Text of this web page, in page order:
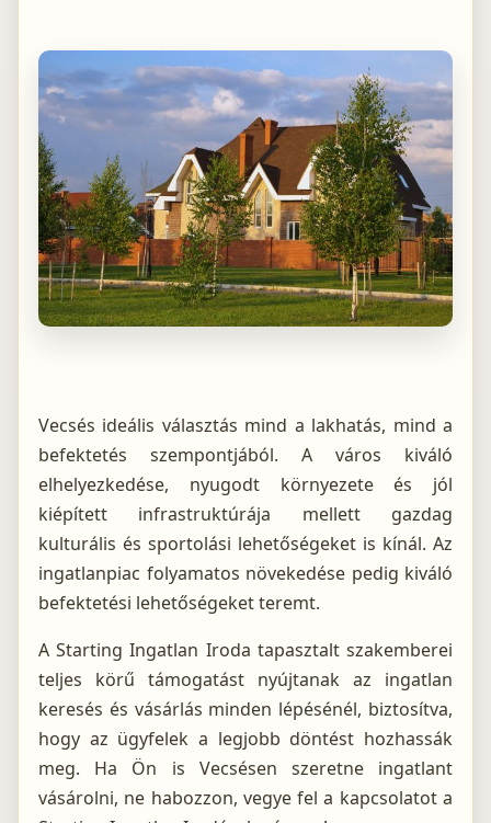
Vecsés ideális választás mind a lakhatás, mind a
befektetés szempontjából. A város kiváló
elhelyezkedése, nyugodt környezete és jól
kiépített infrastruktúrája mellett gazdag
kulturális és sportolási lehetőségeket is kínál. Az
ingatlanpiac folyamatos növekedése pedig kiváló
befektetési lehetőségeket teremt.
A Starting Ingatlan Iroda tapasztalt szakemberei
teljes körű támogatást nyújtanak az ingatlan
keresés és vásárlás minden lépésénél, biztosítva,
hogy az ügyfelek a legjobb döntést hozhassák
meg. Ha Ön is Vecsésen szeretne ingatlant
vásárolni, ne habozzon, vegye fel a kapcsolatot a